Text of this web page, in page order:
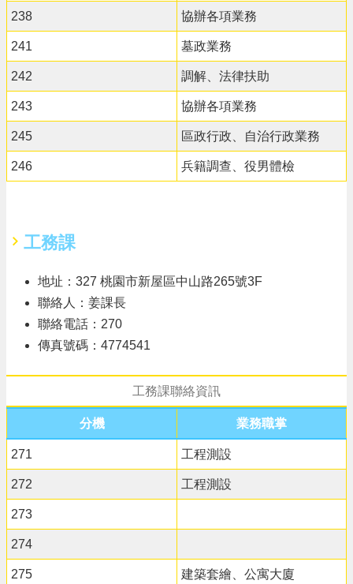
238 協辦各項業務
241 墓政業務
242 調解、法律扶助
243 協辦各項業務
245 區政行政、自治行政業務
246 兵籍調查、役男體檢
工務課
地址：327 桃園市新屋區中山路265號3F
聯絡人：姜課長
聯絡電話：270
傳真號碼：4774541
工務課聯絡資訊
分機 業務職掌
271 工程測設
272 工程測設
273
274
275 建築套繪、公寓大廈